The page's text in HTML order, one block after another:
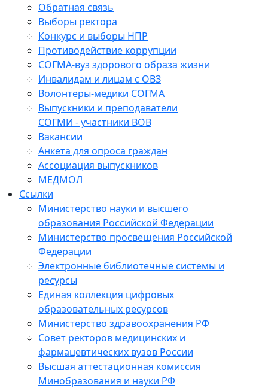
Обратная связь
Выборы ректора
Конкурс и выборы НПР
Противодействие коррупции
СОГМА-вуз здорового образа жизни
Инвалидам и лицам с ОВЗ
Волонтеры-медики СОГМА
Выпускники и преподаватели
СОГМИ - участники ВОВ
Вакансии
Анкета для опроса граждан
Ассоциация выпускников
МЕДМОЛ
Ссылки
Министерство науки и высшего
образования Российской Федерации
Министерство просвещения Российской
Федерации
Электронные библиотечные системы и
ресурсы
Единая коллекция цифровых
образовательных ресурсов
Министерство здравоохранения РФ
Совет ректоров медицинских и
фармацевтических вузов России
Высшая аттестационная комиссия
Минобразования и науки РФ